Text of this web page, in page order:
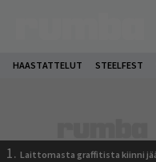
HAASTATTELUT STEELFEST
1. Laittomasta graffitista kiinni